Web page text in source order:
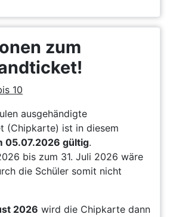
zum
10
ausgehändigte
(Chipkarte) ist in diesem
05.07.2026 gültig.
bis zum 31. Juli 2026 wäre
die Schüler somit nicht
2026 wird die Chipkarte dann